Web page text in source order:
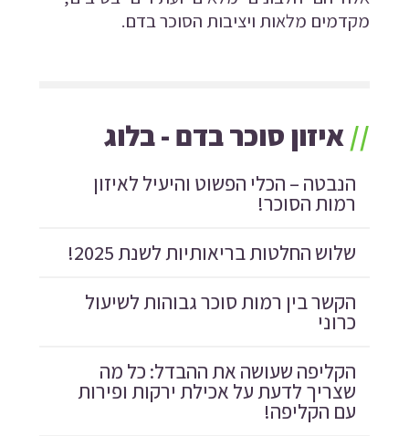
מקדמים מלאות ויציבות הסוכר בדם.
//איזון סוכר בדם - בלוג
הנבטה – הכלי הפשוט והיעיל לאיזון
רמות הסוכר!
שלוש החלטות בריאותיות לשנת 2025!
הקשר בין רמות סוכר גבוהות לשיעול
כרוני
הקליפה שעושה את ההבדל: כל מה
שצריך לדעת על אכילת ירקות ופירות
עם הקליפה!